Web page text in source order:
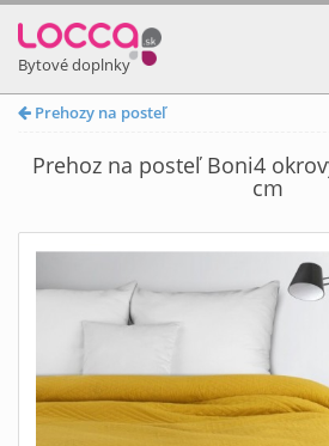
Bytové doplnky
Prehozy na posteľ
Prehoz na posteľ Boni4
cm